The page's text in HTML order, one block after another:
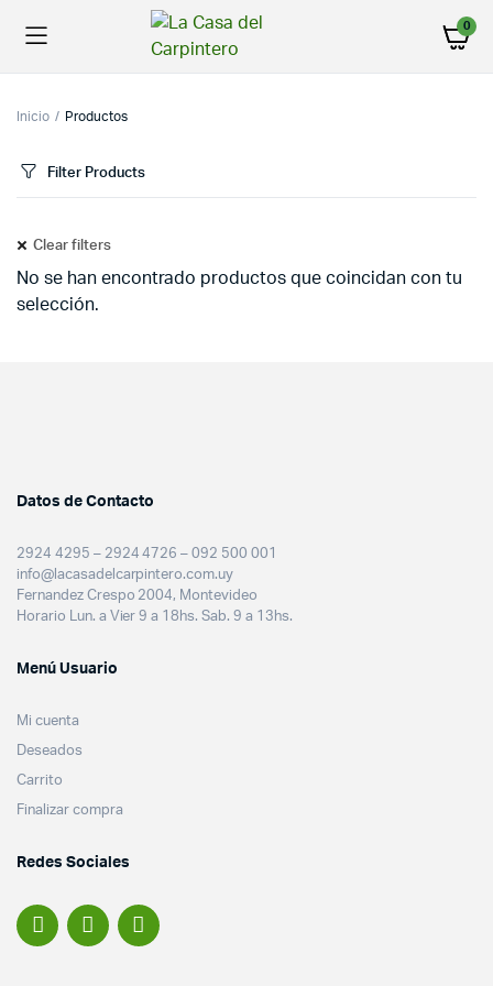
0
Inicio Productos
Filter Products
Clear filters
No se han encontrado productos que coincidan con tu
selección.
Datos de Contacto
2924 4295 – 2924 4726 – 092 500 001
info@lacasadelcarpintero.com.uy
Fernandez Crespo 2004, Montevideo
Horario Lun. a Vier 9 a 18hs. Sab. 9 a 13hs.
Menú Usuario
Mi cuenta
Deseados
Carrito
Finalizar compra
Redes Sociales